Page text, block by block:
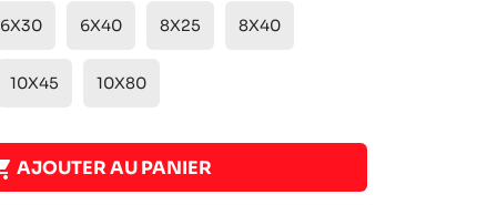
6X30 6X40 8X25 8X40
10X45 10X80
AJOUTER AU PANIER